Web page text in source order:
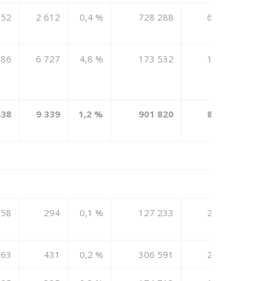
2 612 0,4 % 728 288 673 454
6 727 4,8 % 173 532 164 365
9 339 1,2 % 901 820 837 819
294 0,1 % 127 233 212 725
431 0,2 % 306 591 249 231